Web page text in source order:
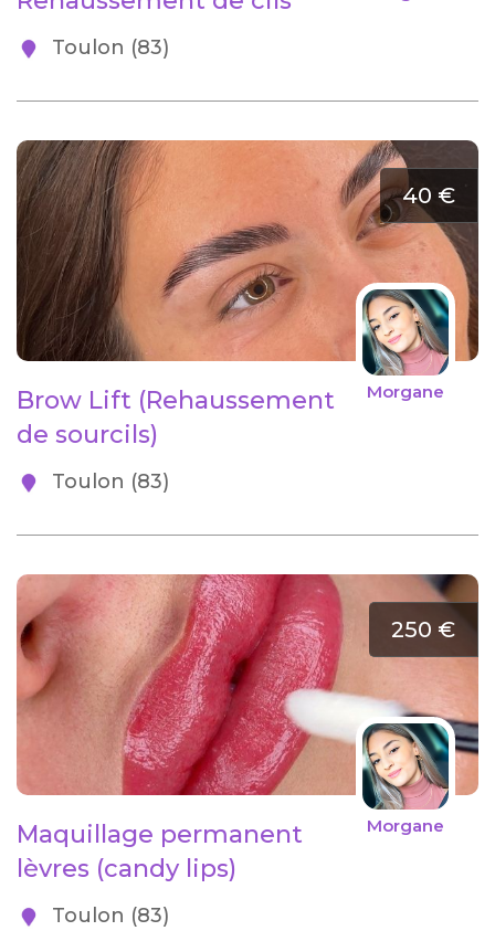
Toulon (83)
40 €
Morgane
Brow Lift (Rehaussement
de sourcils)
Toulon (83)
250 €
Morgane
Maquillage permanent
lèvres (candy lips)
Toulon (83)